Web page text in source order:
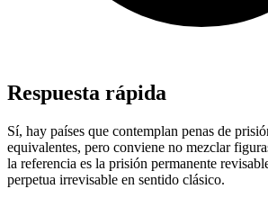
Respuesta rápida
Sí, hay países que contemplan penas de
equivalentes, pero conviene no mezclar
la referencia es la prisión permanente
perpetua irrevisable en sentido clásico.